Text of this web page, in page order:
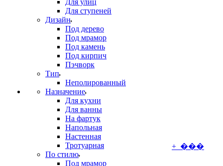
Для улиц
Для ступеней
Дизайн
Под дерево
Под мрамор
Под камень
Под кирпич
Пэчворк
Тип
Неполированный
Назначение
Для кухни
Для ванны
На фартук
Напольная
Настенная
Тротуарная
По стилю
Под мрамор
+ ���